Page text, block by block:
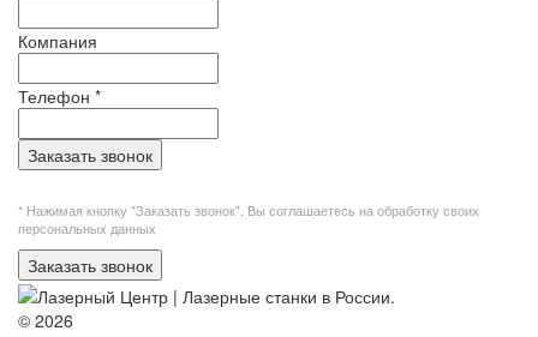
Компания
Телефон *
Заказать звонок
* Нажимая кнопку "Заказать звонок", Вы соглашаетесь на обработку своих
персональных данных
Заказать звонок
© 2026